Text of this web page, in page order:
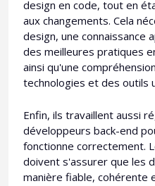
design en code, tout en
aux changements. Cela
design, une connaissance
des meilleures pratiques
ainsi qu'une
technologies et des outils
Enfin, ils travaillent aussi
développeurs back-end
fonctionne correctement.
doivent s'assurer que les
manière fiable, cohérente